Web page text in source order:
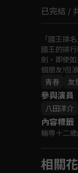
已完結 /
「國王排
國王的排
劍，即使
個朋友!但
青春
友
參與演員
八田洋介
內容標籤
輔導十二
相關